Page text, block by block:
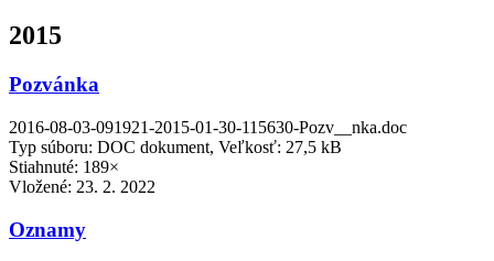
2015
Pozvánka
2016-08-03-091921-2015-01-30-115630-Pozv__nka.doc
Typ súboru: DOC dokument, Veľkosť: 27,5 kB
Stiahnuté: 189×
Vložené: 23. 2. 2022
Oznamy